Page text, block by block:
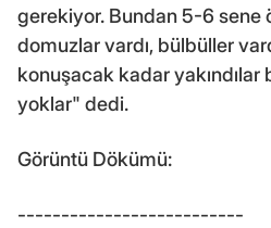
gerekiyor. Bundan 5-6 sene
domuzlar vardı, bülbüller
konuşacak kadar yakındılar
yoklar" dedi.
Görüntü Dökümü:
--------------------------